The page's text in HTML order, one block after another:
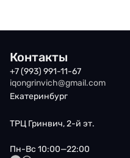
Контакты
+7 (993) 991-11-67
iqongrinvich@gmail.com
Екатеринбург
ТРЦ Гринвич, 2-й эт.
Пн-Вс 10:00—22:00